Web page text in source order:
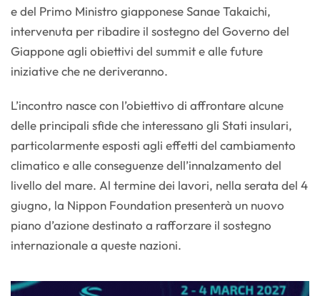
e del Primo Ministro giapponese Sanae Takaichi,
intervenuta per ribadire il sostegno del Governo del
Giappone agli obiettivi del summit e alle future
iniziative che ne deriveranno.
L’incontro nasce con l’obiettivo di affrontare alcune
delle principali sfide che interessano gli Stati insulari,
particolarmente esposti agli effetti del cambiamento
climatico e alle conseguenze dell’innalzamento del
livello del mare. Al termine dei lavori, nella serata del 4
giugno, la Nippon Foundation presenterà un nuovo
piano d’azione destinato a rafforzare il sostegno
internazionale a queste nazioni.